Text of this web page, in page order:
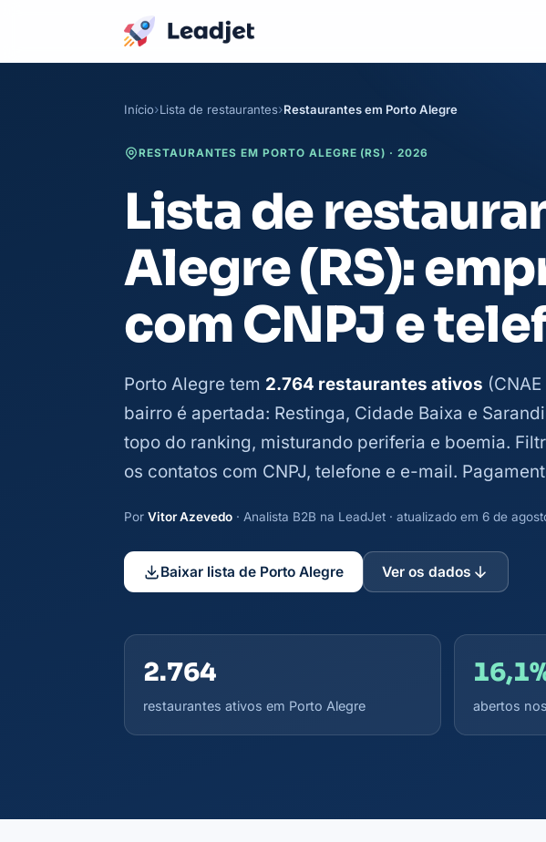
Início Lista de restaurantes Restaurantes em Porto Alegre
RESTAURANTES EM PORTO ALEGRE (RS) · 2026
Lista de
Alegre (RS):
com CNPJ e
Porto Alegre tem 2.764 restaurantes ativos
bairro é apertada: Restinga, Cidade Baixa e
topo do ranking, misturando periferia e boemia.
os contatos com CNPJ, telefone e e-mail.
Por Vitor Azevedo · Analista B2B na LeadJet · atualizado em 6 de
Baixar lista de Porto Alegre Ver os dados
2.764
restaurantes ativos em Porto Alegre abertos